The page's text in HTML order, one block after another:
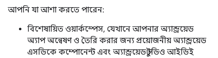
আপনি যা আশা করতে পারেন:
বিশেষায়িত ওয়ার্কস্পেস, যেখানে আপনার অ্যান্ড্রয়েড
অ্যাপ অন্বেষণ ও তৈরি করার জন্য প্রয়োজনীয় অ্যান্ড্রয়েড
এসডিকে কম্পোনেন্ট এবং অ্যান্ড্রয়েড স্টুডিও আইডিই